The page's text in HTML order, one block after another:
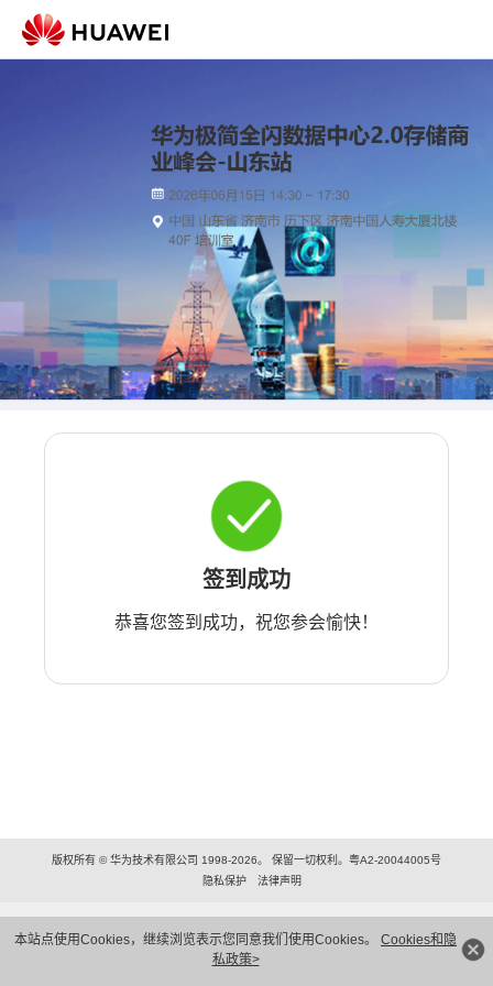
本站点使用Cookies，继续浏览表示您同意我们使用Cookies。 Cookies和隐
私政策>
签到成功
恭喜您签到成功，祝您参会愉快！
版权所有 © 华为技术有限公司 1998-2026。 保留一切权利。粤A2-20044005号
隐私保护
法律声明